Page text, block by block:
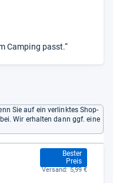
Camping passt.“
Sie auf ein verlinktes Shop-
Wir erhalten dann ggf. eine
Bester
Preis
163,99 €
Versand: 5,99 €